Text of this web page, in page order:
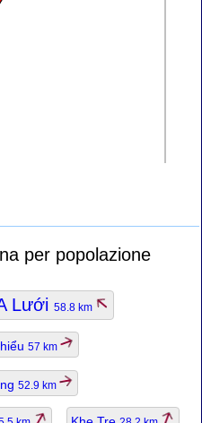
per popolazione
Lưới 58.8 km
57 km
52.9 km